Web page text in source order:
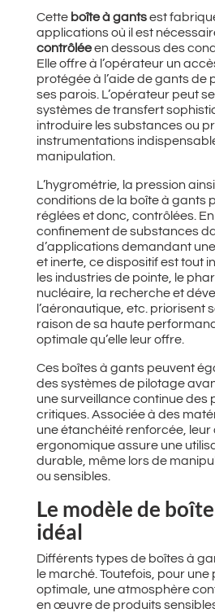
Cette boîte à gantsest
applications où il est
contrôléeen dessous des
Elle offre à l’opérateur un
protégée à l’aide de gants de
ses parois. L’opérateur peut
systèmes de transfert
introduire les substances ou
instrumentations
manipulation.
L’hygrométrie, la pression
conditions de la boîte à gants
réglées et donc, contrôlées.
confinement de substances
d’applications demandant
et inerte, ce dispositif est tout
les industries de pointe, le
nucléaire, la recherche et
l’aéronautique, etc. priorisent
raison de sa haute
optimale qu’elle leur offre.
Ces boîtes à gants peuvent
des systèmes de pilotage
une surveillance continue des
critiques. Associée à des
une étanchéité renforcée, leur
ergonomique assure une
durable, même lors de
ou sensibles.
Le modèle de
idéal
Différents types de boîtes à
le marché. Toutefois, pour une
optimale, une atmosphère
en œuvre de produits